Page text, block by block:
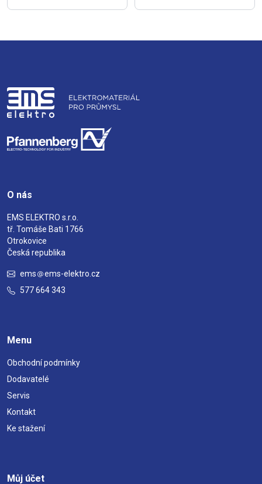
O nás
EMS ELEKTRO s.r.o.
tř. Tomáše Bati 1766
Otrokovice
Česká republika
ems
ems-elektro.cz
577 664 343
Menu
Obchodní podmínky
Dodavatelé
Servis
Kontakt
Ke stažení
Můj účet